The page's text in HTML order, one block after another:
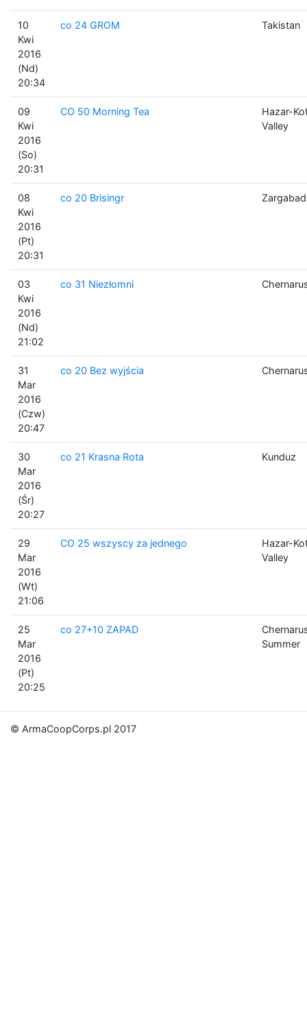
10
Kwi
2016
(Nd)
20:34
co 24 GROM Takistan
09
Kwi
2016
(So)
20:31
CO 50 Morning Tea
Hazar-
Valley
08
Kwi
2016
(Pt)
20:31
co 20 Brisingr Zargabad
03
Kwi
2016
(Nd)
21:02
co 31 Niezłomni
31
Mar
2016
(Czw)
20:47
co 20 Bez wyjścia
30
Mar
2016
(Śr)
20:27
co 21 Krasna Rota Kunduz
29
Mar
2016
(Wt)
21:06
CO 25 wszyscy za jednego
Hazar-
Valley
25
Mar
2016
(Pt)
20:25
co 27+10 ZAPAD
Summer
© ArmaCoopCorps.pl 2017